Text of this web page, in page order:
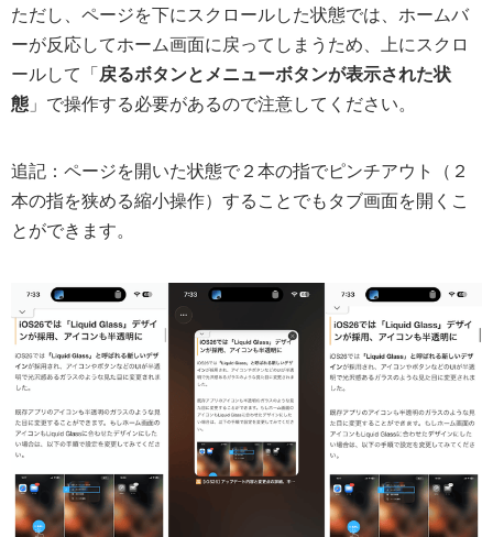
ただし、ページを下にスクロールした状態では、ホームバ
ーが反応してホーム画面に戻ってしまうため、上にスクロ
ールして「戻るボタンとメニューボタンが表示された状
態 」で操作する必要があるので注意してください。
追記：ページを開いた状態で２本の指でピンチアウト（２
本の指を狭める縮小操作）することでもタブ画面を開くこ
とができます。